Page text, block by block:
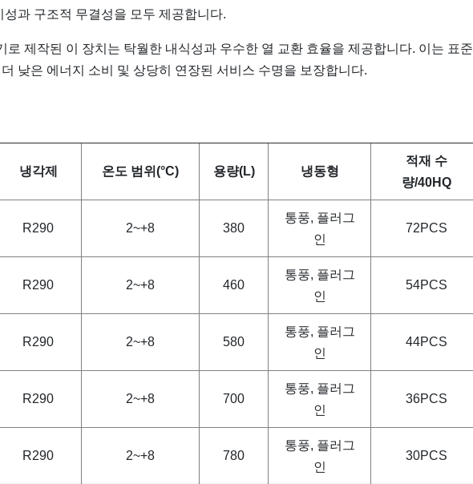
과 구조적 무결성을 모두 제공합니다.
로 제작된 이 장치는 탁월한 내식성과 우수한 열 교환 효율을 제공합니다. 이는 표준
낮은 에너지 소비 및 상당히 연장된 서비스 수명을 보장합니다.
냉각제 온도 범위(°C) 용량(L) 냉동형
적재 수
량/40HQ
R290 2~+8 380
통풍, 플러그
인
72PCS
R290 2~+8 460
통풍, 플러그
인
54PCS
R290 2~+8 580
통풍, 플러그
인
44PCS
R290 2~+8 700
통풍, 플러그
인
36PCS
R290 2~+8 780
통풍, 플러그
인
30PCS